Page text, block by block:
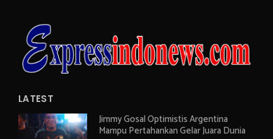
LATEST
Jimmy Gosal Optimistis Argentina
Mampu Pertahankan Gelar Juara Dunia